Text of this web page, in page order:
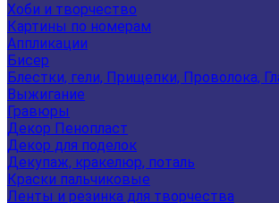
Хоби и творчество
Картины по номерам
Аппликации
Бисер
Блестки, гели, Прищепки, Проволока,
Выжигание
Гравюры
Декор Пенопласт
Декор для поделок
Декупаж, кракелюр, поталь
Краски пальчиковые
Ленты и резинка для творчества